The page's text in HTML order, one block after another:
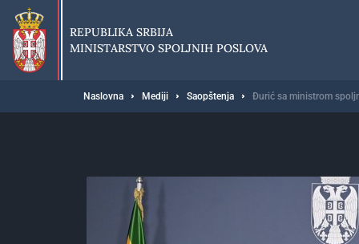
Preskoči
glavni
deo
sadržaja
REPUBLIKA SRBIJA
MINISTARSTVO SPOLJNIH POSLOVA
Breadcrumb
Naslovna Mediji Saopštenja Đurić sa ministrom